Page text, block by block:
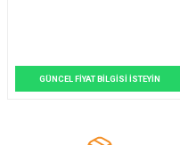
GÜNCEL FİYAT BİLGİSİ İSTEYİN